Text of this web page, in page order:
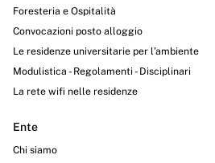
Foresteria e Ospitalità
Convocazioni posto alloggio
Le residenze universitarie per l’ambiente
Modulistica - Regolamenti - Disciplinari
La rete wifi nelle residenze
Ente
Chi siamo